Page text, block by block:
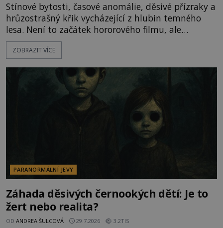
Stínové bytosti, časové anomálie, děsivé přízraky a
hrůzostrašný křik vycházející z hlubin temného
lesa. Není to začátek hororového filmu, ale
události, které popisují návštěvníci lesů, které jsou
označovány jako nejděsivější na světě. Lidé bydlící
vyhýbají! Už jste o těchto lesích slyšeli? A odvážili
byste se je navštívit? [gallery ids="17
ZOBRAZIT VÍCE
PARANORMÁLNÍ JEVY
Záhada děsivých černookých dětí: Je to
žert nebo realita?
OD ANDREA ŠULCOVÁ 29.7.2026 3.2TIS